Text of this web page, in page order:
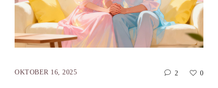
OKTOBER 16, 2025 2 0